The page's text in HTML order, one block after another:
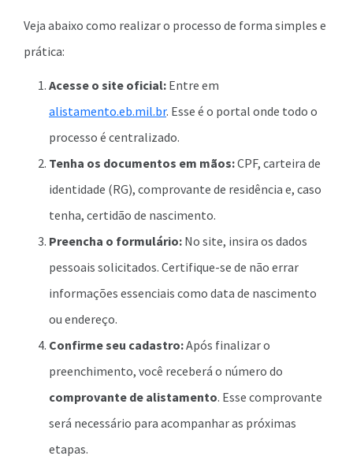
Veja abaixo como realizar o processo de forma simples e
prática:
Acesse o site oficial: Entre em
alistamento.eb.mil.br. Esse é o portal onde todo o
processo é centralizado.
Tenha os documentos em mãos:CPF, carteira de
identidade (RG), comprovante de residência e, caso
tenha, certidão de nascimento.
Preencha o formulário: No site, insira os dados
pessoais solicitados. Certifique-se de não errar
informações essenciais como data de nascimento
ou endereço.
Confirme seu cadastro:Após finalizar o
preenchimento, você receberá o número do
comprovante de alistamento. Esse comprovante
será necessário para acompanhar as próximas
etapas.